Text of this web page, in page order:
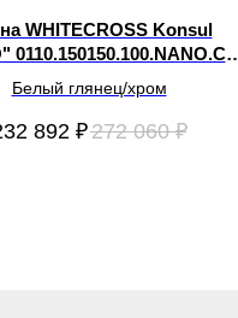
WHITECROSS Konsul
0110.150150.100.NANO.CR
акрил 150х150
Белый глянец/хром
892 ₽272 060 ₽